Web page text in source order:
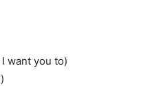
want you to)